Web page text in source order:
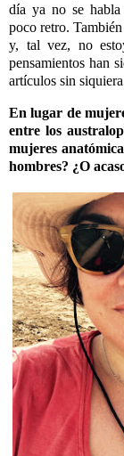
día ya no se habla
poco retro.
y, tal vez, no
pensamientos han
artículos sin
En lugar de
entre los
mujeres
hombres? ¿O